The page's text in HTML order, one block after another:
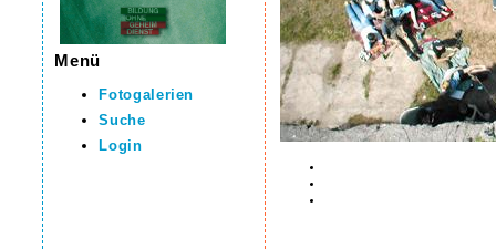
Menü
Fotogalerien
Suche
Login